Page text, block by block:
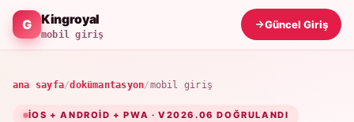
Kingroyal
mobil giriş
Güncel Giriş
ana sayfa/dokümantasyon/mobil giriş
IOS + ANDROID + PWA · V2026.06 DOĞRULANDI